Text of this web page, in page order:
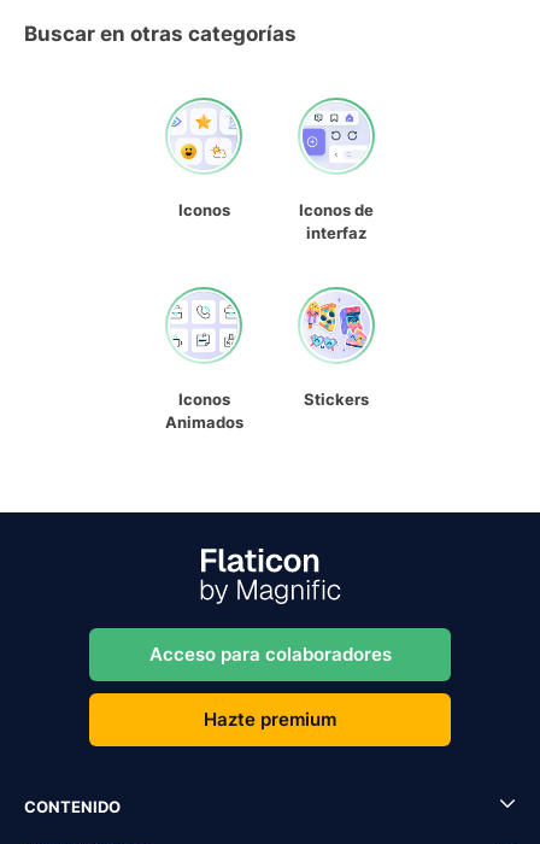
Buscar en otras categorías
Iconos
Iconos de
interfaz
Iconos
Animados
Stickers
Acceso para colaboradores
Hazte premium
CONTENIDO